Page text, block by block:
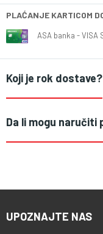
PLAĆANJE KARTICOM
ASA banka - VISA
Koji je rok dostave?
Da li mogu naručiti
UPOZNAJTE NAS